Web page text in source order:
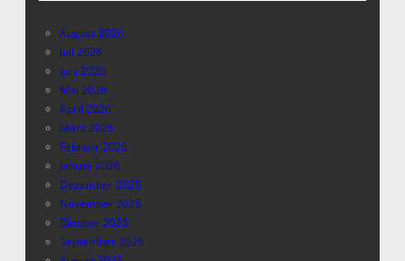
August 2026
Juli 2026
Juni 2026
Mai 2026
April 2026
März 2026
Februar 2026
Januar 2026
Dezember 2025
November 2025
Oktober 2025
September 2025